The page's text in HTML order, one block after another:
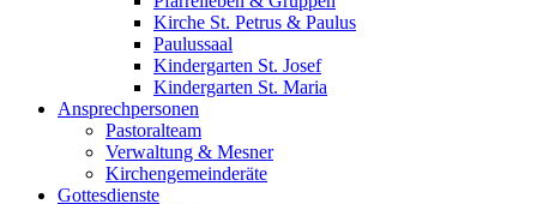
Kirche St. Petrus & Paulus
Paulussaal
Kindergarten St. Josef
Kindergarten St. Maria
Ansprechpersonen
Pastoralteam
Verwaltung & Mesner
Kirchengemeinderäte
Gottesdienste